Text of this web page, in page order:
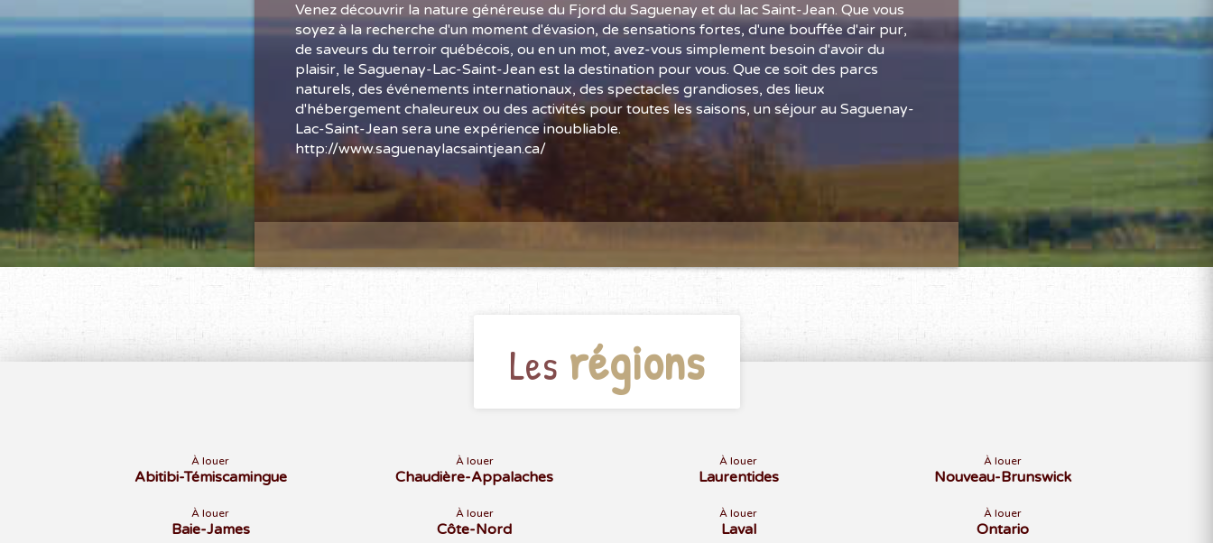
Venez découvrir la nature généreuse du Fjord du Saguenay et du lac Saint-Jean. Que vous
soyez à la recherche d'un moment d'évasion, de sensations fortes, d'une bouffée d'air pur,
de saveurs du terroir québécois, ou en un mot, avez-vous simplement besoin d'avoir du
plaisir, le Saguenay-Lac-Saint-Jean est la destination pour vous. Que ce soit des parcs
naturels, des événements internationaux, des spectacles grandioses, des lieux
d'hébergement chaleureux ou des activités pour toutes les saisons, un séjour au Saguenay-
Lac-Saint-Jean sera une expérience inoubliable.
http://www.saguenaylacsaintjean.ca/
Les régions
À louer
Abitibi-Témiscamingue
À louer
Baie-James
À louer
Chaudière-Appalaches
À louer
Côte-Nord
À louer
Laurentides
À louer
Laval
À louer
Nouveau-Brunswick
À louer
Ontario